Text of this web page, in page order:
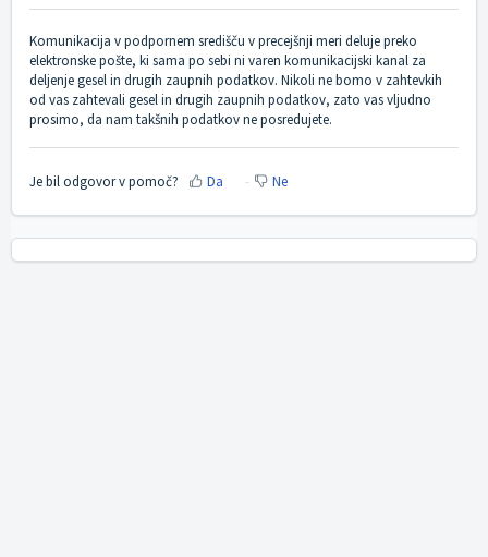
Komunikacija v podpornem središču v precejšnji meri deluje preko
elektronske pošte, ki sama po sebi ni varen komunikacijski kanal za
deljenje gesel in drugih zaupnih podatkov. Nikoli ne bomo v zahtevkih
od vas zahtevali gesel in drugih zaupnih podatkov, zato vas vljudno
prosimo, da nam takšnih podatkov ne posredujete.
Je bil odgovor v pomoč? Da Ne